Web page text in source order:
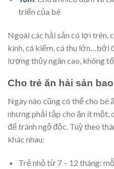
triển của bé
Ngoài các hải sản có lợi trên,
kình, cá kiếm, cá thu lớn…bởi
lượng thủy ngân cao, không
Cho trẻ ăn hải sản
Ngày nào cũng có thể cho bé
nhưng phải tập cho ăn ít một,
để tránh ngộ độc. Tuỳ theo
khác nhau:
Trẻ nhỏ từ 7 – 12 tháng: